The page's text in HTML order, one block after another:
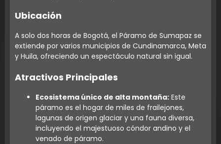
Ubicación
A solo dos horas de Bogotá, el Páramo de Sumapaz se
extiende por varios municipios de Cundinamarca, Meta
y Huila, ofreciendo un espectáculo natural sin igual.
Atractivos Principales
Ecosistema único de alta montaña: Este
páramo es el hogar de miles de frailejones,
lagunas de origen glaciar y una fauna diversa,
incluyendo el majestuoso cóndor andino y el
venado de páramo.